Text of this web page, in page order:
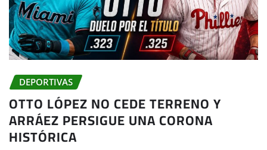
DEPORTIVAS
OTTO LÓPEZ NO CEDE TERRENO Y
ARRÁEZ PERSIGUE UNA CORONA
HISTÓRICA